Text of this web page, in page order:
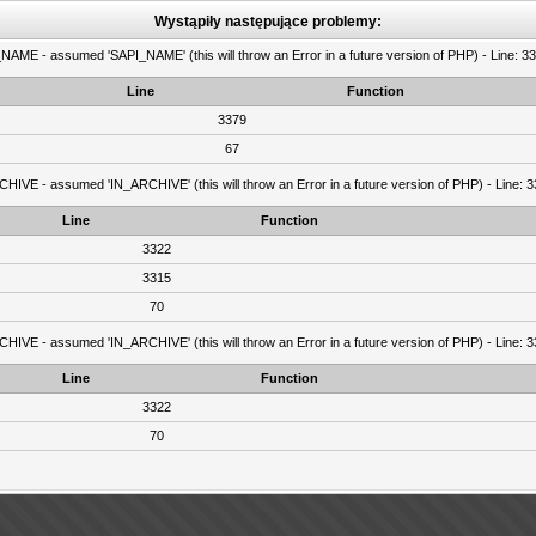
Wystąpiły następujące problemy:
- assumed 'SAPI_NAME' (this will throw an Error in a future version of PHP) - Line:
Line
Function
3379
67
- assumed 'IN_ARCHIVE' (this will throw an Error in a future version of PHP) - Line:
Line
Function
3322
3315
70
- assumed 'IN_ARCHIVE' (this will throw an Error in a future version of PHP) - Line:
Line
Function
3322
70